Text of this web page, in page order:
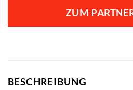
ZUM
BESCHREIBUNG